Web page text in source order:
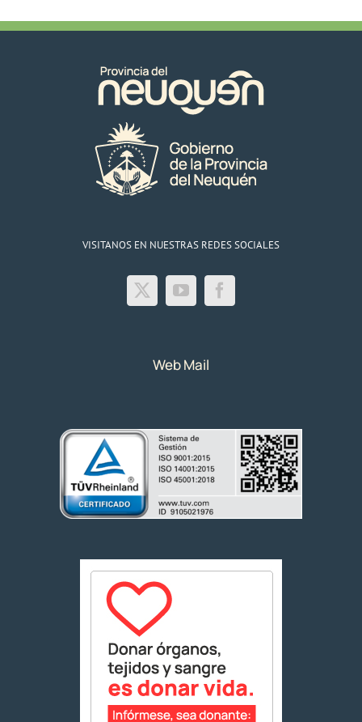
La
VISITANOS EN NUESTRAS REDES SOCIALES
Web Mail